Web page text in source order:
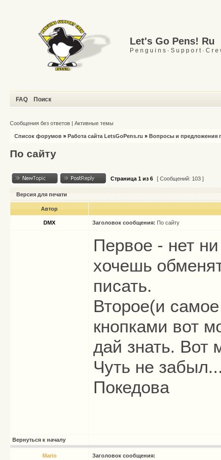
Let's Go Pens! Ru
P e n g u i n s · S u p p o r t · C r e
FAQ Поиск
Сообщения без ответов | Активные темы
Список форумов » Работа сайта LetsGoPens.ru » Вопросы и предложения
По сайту
Страница 1 из 6 [ Сообщений: 103 ]
Версия для печати
Автор
DMX Заголовок сообщения: По сайту
Первое - нет
хочешь
писать.
Второе(и
кнопками вот
дай знать. Вот
Чуть не
Покедова
Вернуться к началу
Mario Заголовок сообщения: